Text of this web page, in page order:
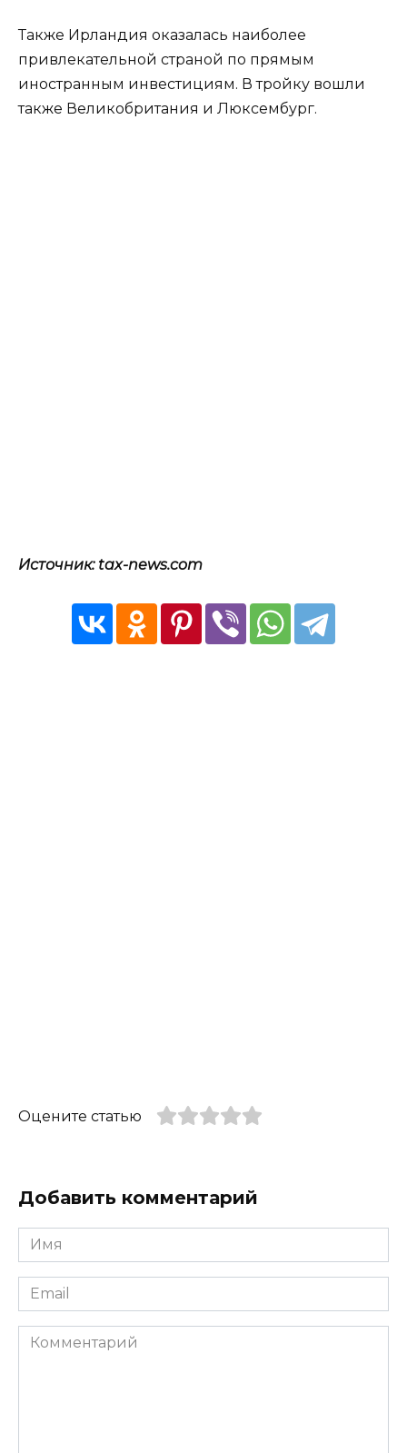
Также Ирландия оказалась наиболее
привлекательной страной по прямым
иностранным инвестициям. В тройку вошли
также Великобритания и Люксембург.
Источник: tax-news.com
Оцените статью
Добавить комментарий
Имя
*
Email
*
Комментарий